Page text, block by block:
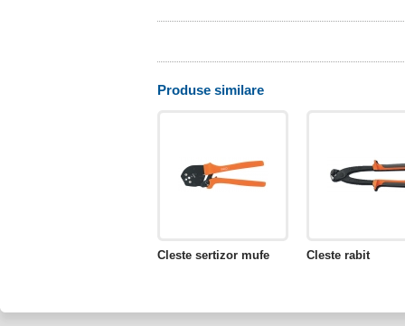
Produse similare
Cleste sertizor mufe Cleste rabit